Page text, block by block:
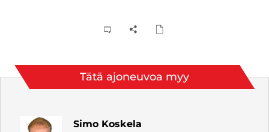
Tätä ajoneuvoa myy
Simo Koskela